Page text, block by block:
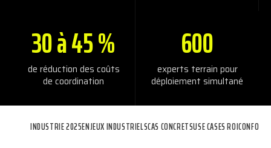
30 à 45 %
de réduction des coûts
de coordination
600
experts terrain pour
déploiement simultané
INDUSTRIE 2025ENJEUX INDUSTRIELSCAS CONCRETSUSE CASES ROI